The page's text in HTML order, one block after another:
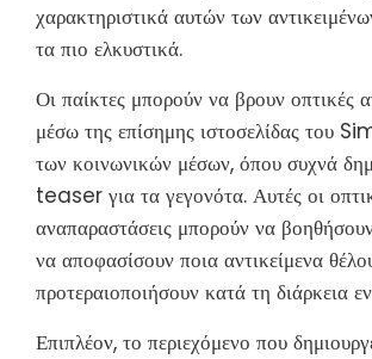
χαρακτηριστικά αυτών των
τα πιο ελκυστικά.
Οι παίκτες μπορούν να βρουν οπτικές
μέσω της επίσημης ιστοσελίδας του
των κοινωνικών μέσων, όπου συχνά
teaser για τα γεγονότα. Αυτές οι
αναπαραστάσεις μπορούν να
να αποφασίσουν ποια αντικείμενα
προτεραιοποιήσουν κατά τη διάρκεια
Επιπλέον, το περιεχόμενο που